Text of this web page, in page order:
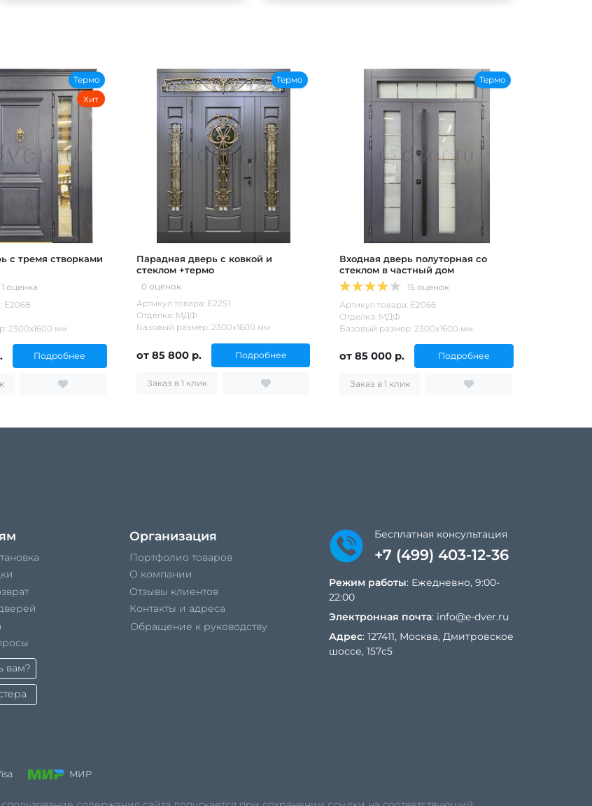
Термо
Хит
с тремя створками
1 оценка
Е2068
2300х1600 мм
Подробнее
Термо
Парадная дверь с ковкой и
стеклом +термо
0 оценок
Артикул товара: Е2251
Отделка: МДФ
Базовый размер: 2300х1600 мм
от 85 800 р. Подробнее
Заказ в 1 клик
Термо
Входная дверь полуторная со
стеклом в частный дом
15 оценок
Артикул товара: Е2066
Отделка: МДФ
Базовый размер: 2300х1600 мм
от 85 000 р. Подробнее
Заказ в 1 клик
вам?
Организация
Портфолио товаров
О компании
Отзывы клиентов
Контакты и адреса
Обращение к руководству
Бесплатная консультация
+7 (499) 403-12-36
Режим работы: Ежедневно, 9:00-
22:00
Электронная почта: info@e-dver.ru
Адрес: 127411, Москва, Дмитровское
шоссе, 157с5
МИР